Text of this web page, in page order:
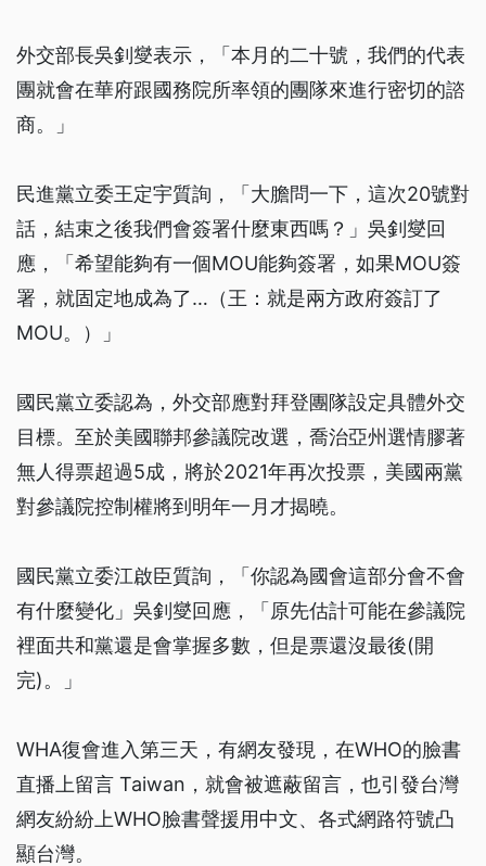
外交部長吳釗燮表示，「本月的二十號，我們的代表
團就會在華府跟國務院所率領的團隊來進行密切的諮
商。」
民進黨立委王定宇質詢，「大膽問一下，這次20號對
話，結束之後我們會簽署什麼東西嗎？」吳釗燮回
應，「希望能夠有一個MOU能夠簽署，如果MOU簽
署，就固定地成為了…（王：就是兩方政府簽訂了
MOU。）」
國民黨立委認為，外交部應對拜登團隊設定具體外交
目標。至於美國聯邦參議院改選，喬治亞州選情膠著
無人得票超過5成，將於2021年再次投票，美國兩黨
對參議院控制權將到明年一月才揭曉。
國民黨立委江啟臣質詢，「你認為國會這部分會不會
有什麼變化」吳釗燮回應，「原先估計可能在參議院
裡面共和黨還是會掌握多數，但是票還沒最後(開
完)。」
WHA復會進入第三天，有網友發現，在WHO的臉書
直播上留言 Taiwan，就會被遮蔽留言，也引發台灣
網友紛紛上WHO臉書聲援用中文、各式網路符號凸
顯台灣。